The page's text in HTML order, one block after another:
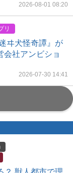
2026-08-01 08:20
リ
ヰ犬怪奇譚』が
会社アンビショ
2026-07-30 14:41